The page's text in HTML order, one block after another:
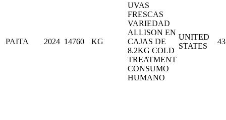
PAITA 2024 14760 KG
UVAS
FRESCAS
VARIEDAD
ALLISON EN
CAJAS DE
8.2KG COLD
TREATMENT
CONSUMO
HUMANO
UNITED
STATES